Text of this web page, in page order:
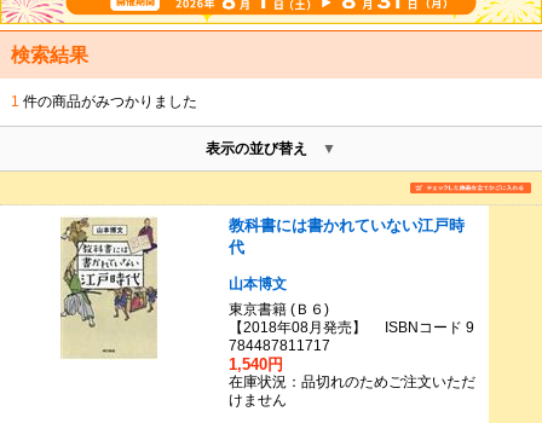
検索結果
1 件の商品がみつかりました
表示の並び替え
教科書には書かれていない江戸時
代
山本博文
東京書籍 (Ｂ６)
【2018年08月発売】 ISBNコード 9
784487811717
1,540円
在庫状況：品切れのためご注文いただ
けません